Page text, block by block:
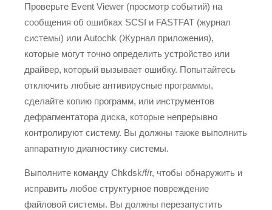
Проверьте Event Viewer (просмотр событий) на
сообщения об ошибках SCSI и FASTFAT (журнал
системы) или Autochk (Журнал приложения),
которые могут точно определить устройство или
драйвер, который вызывает ошибку. Попытайтесь
отключить любые антивирусные программы,
сделайте копию программ, или инструментов
дефрагментатора диска, которые непрерывно
контролируют систему. Вы должны также выполнить
аппаратную диагностику системы.
Выполните команду Chkdsk/f/r, чтобы обнаружить и
исправить любое структурное повреждение
файловой системы. Вы должны перезапустить